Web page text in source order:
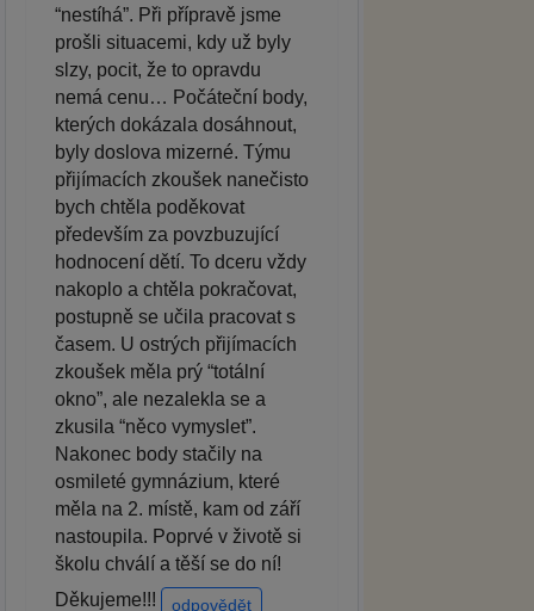
“nestíhá”. Při přípravě jsme
prošli situacemi, kdy už byly
slzy, pocit, že to opravdu
nemá cenu… Počáteční body,
kterých dokázala dosáhnout,
byly doslova mizerné. Týmu
přijímacích zkoušek nanečisto
bych chtěla poděkovat
především za povzbuzující
hodnocení dětí. To dceru vždy
nakoplo a chtěla pokračovat,
postupně se učila pracovat s
časem. U ostrých přijímacích
zkoušek měla prý “totální
okno”, ale nezalekla se a
zkusila “něco vymyslet”.
Nakonec body stačily na
osmileté gymnázium, které
měla na 2. místě, kam od září
nastoupila. Poprvé v životě si
školu chválí a těší se do ní!
Děkujeme!!!
odpovědět